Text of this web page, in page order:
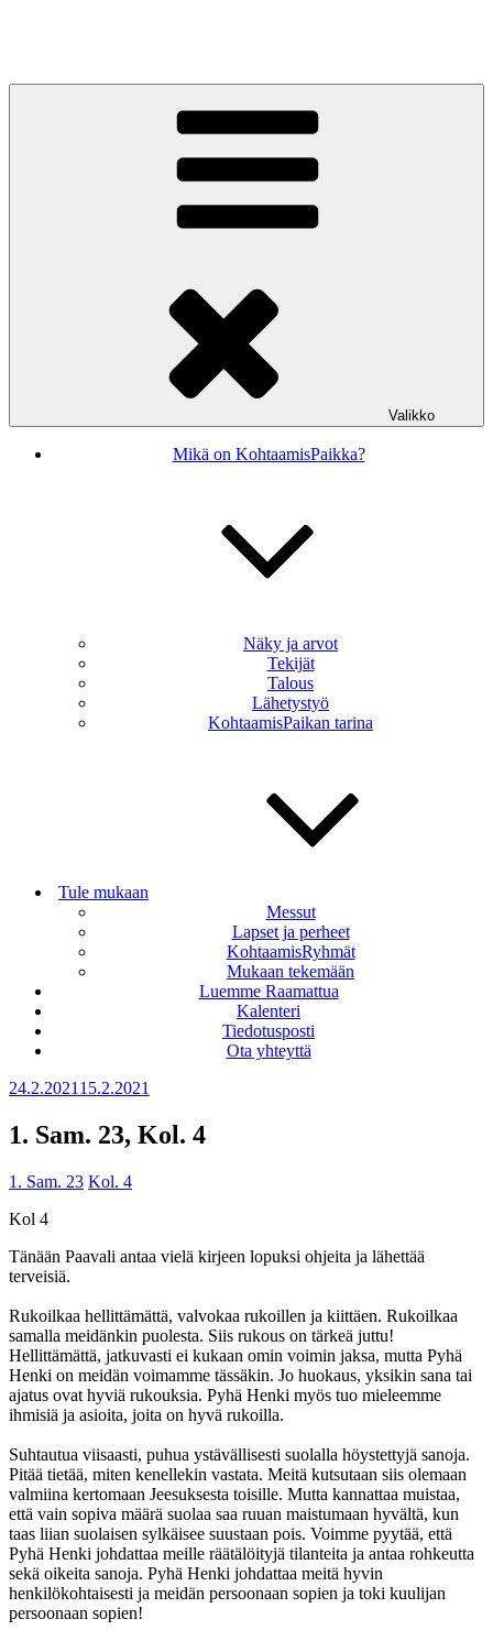
Valikko
Mikä on KohtaamisPaikka?
Näky ja arvot
Tekijät
Talous
Lähetystyö
KohtaamisPaikan tarina
Tule mukaan
Messut
Lapset ja perheet
KohtaamisRyhmät
Mukaan tekemään
Luemme Raamattua
Kalenteri
Tiedotusposti
Ota yhteyttä
Julkaistu
24.2.2021 15.2.2021
1. Sam. 23, Kol. 4
1. Sam. 23 Kol. 4
Kol 4
Tänään Paavali antaa vielä kirjeen lopuksi ohjeita ja lähettää
terveisiä.
Rukoilkaa hellittämättä, valvokaa rukoillen ja kiittäen. Rukoilkaa
samalla meidänkin puolesta. Siis rukous on tärkeä juttu!
Hellittämättä, jatkuvasti ei kukaan omin voimin jaksa, mutta Pyhä
Henki on meidän voimamme tässäkin. Jo huokaus, yksikin sana tai
ajatus ovat hyviä rukouksia. Pyhä Henki myös tuo mieleemme
ihmisiä ja asioita, joita on hyvä rukoilla.
Suhtautua viisaasti, puhua ystävällisesti suolalla höystettyjä sanoja.
Pitää tietää, miten kenellekin vastata. Meitä kutsutaan siis olemaan
valmiina kertomaan Jeesuksesta toisille. Mutta kannattaa muistaa,
että vain sopiva määrä suolaa saa ruuan maistumaan hyvältä, kun
taas liian suolaisen sylkäisee suustaan pois. Voimme pyytää, että
Pyhä Henki johdattaa meille räätälöityjä tilanteita ja antaa rohkeutta
sekä oikeita sanoja. Pyhä Henki johdattaa meitä hyvin
henkilökohtaisesti ja meidän persoonaan sopien ja toki kuulijan
persoonaan sopien!